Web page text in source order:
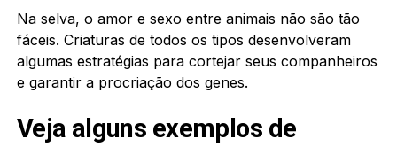
Na selva, o amor e sexo entre animais não são tão
fáceis. Criaturas de todos os tipos desenvolveram
algumas estratégias para cortejar seus companheiros
e garantir a procriação dos genes.
Veja alguns exemplos de